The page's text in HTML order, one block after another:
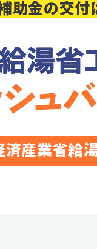
金の交付
済産業省給